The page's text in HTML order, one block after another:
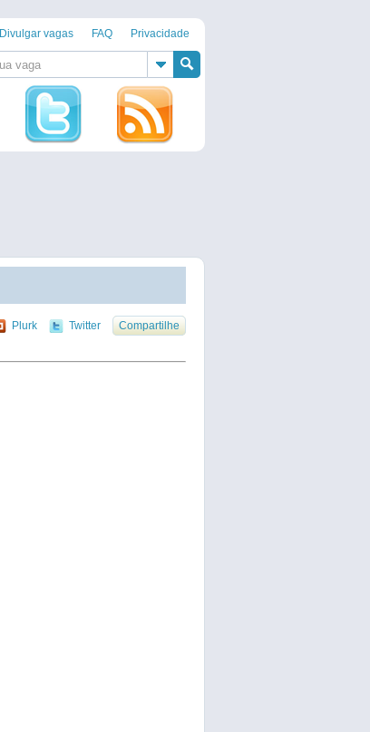
Divulgar vagas FAQ Privacidade
Plurk Twitter Compartilhe